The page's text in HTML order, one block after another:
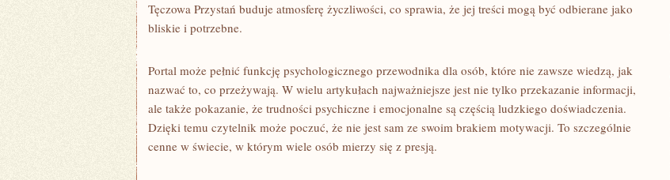
Tęczowa Przystań buduje atmosferę życzliwości, co sprawia, że jej treści mogą być odbierane jako
bliskie i potrzebne.
Portal może pełnić funkcję psychologicznego przewodnika dla osób, które nie zawsze wiedzą, jak
nazwać to, co przeżywają. W wielu artykułach najważniejsze jest nie tylko przekazanie informacji,
ale także pokazanie, że trudności psychiczne i emocjonalne są częścią ludzkiego doświadczenia.
Dzięki temu czytelnik może poczuć, że nie jest sam ze swoim brakiem motywacji. To szczególnie
cenne w świecie, w którym wiele osób mierzy się z presją.